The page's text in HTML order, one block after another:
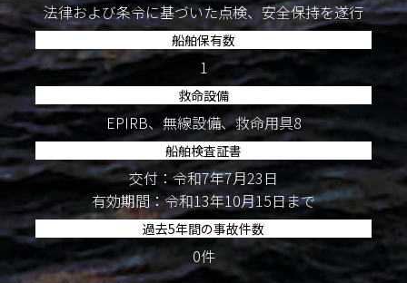
法律および条令に基づいた点検、安全保持を遂行
船舶保有数
1
救命設備
EPIRB、無線設備、救命用具8
船舶検査証書
交付：令和7年7月23日
有効期間：令和13年10月15日まで
過去5年間の事故件数
0件